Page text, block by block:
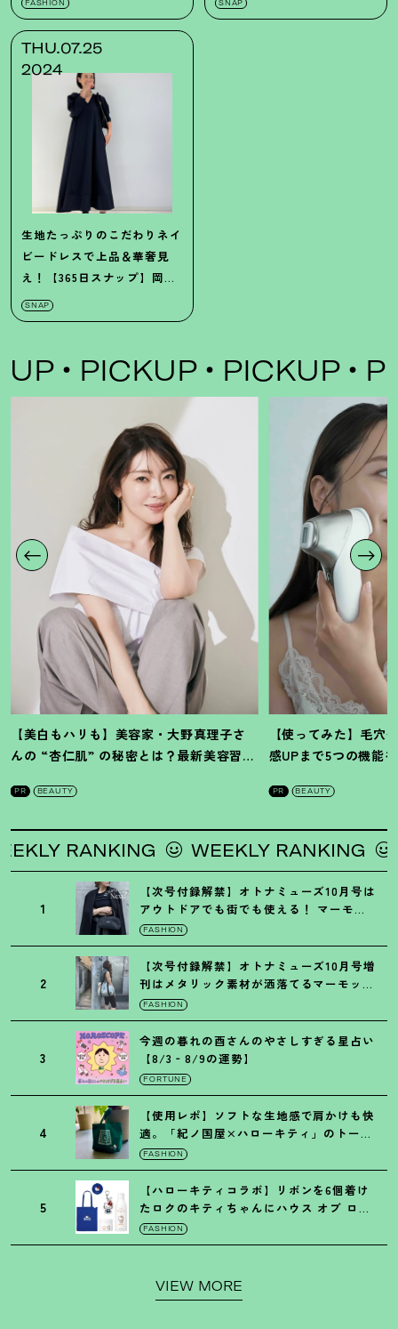
FASHION SNAP
THU.07.25
2024
生地たっぷりのこだわりネイ
ビードレスで上品＆華奢見
え！【365日スナップ】岡田
翠さん
SNAP
PICKUP PICKUP
【美白もハリも】美容家・大野真理子さ
んの “杏仁肌” の秘密とは ？ 最新美容習慣
PR BEAUTY
【使ってみた】毛穴
感UPまで5つの機能
PR BEAUTY
RANKING WEEKLY RANKING
1
【次号付録解禁】オトナミューズ10月号は
アウトドアでも街でも使える ！ マーモッ
トの黒ショルダー
FASHION
2
【次号付録解禁】オトナミューズ10月号増
刊はメタリック素材が洒落てるマーモット
の保冷バッグ
FASHION
3
今週の暮れの酉さんのやさしすぎる星占い
【8/3‐8/9の運勢】
FORTUNE
4
【使用レポ】ソフトな生地感で肩かけも快
適。「紀ノ国屋×ハローキティ」のトート
がガシガシ使えて最高です
FASHION
5
【ハローキティコラボ】リボンを6個着け
たロクのキティちゃんにハウス オブ ロー
ゼの限定パケも
FASHION
VIEW MORE